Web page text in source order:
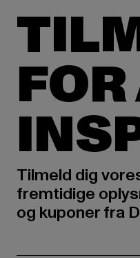
Tilmeld dig
fremtidige
og kuponer fra